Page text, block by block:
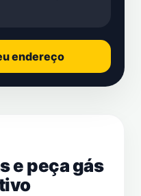
endereço
e peça gás